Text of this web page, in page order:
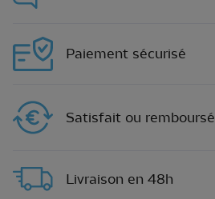
Paiement sécurisé
Satisfait ou remboursé
Livraison en 48h